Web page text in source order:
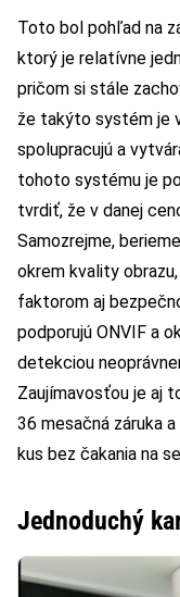
Toto bol pohľad na
ktorý je relatívne
pričom si stále
že takýto systém je
spolupracujú a
tohoto systému je
tvrdiť, že v danej
Samozrejme,
okrem kvality
faktorom aj
podporujú ONVIF a
detekciou
Zaujímavosťou je aj
36 mesačná záruka
kus bez čakania na
Jednoduchý